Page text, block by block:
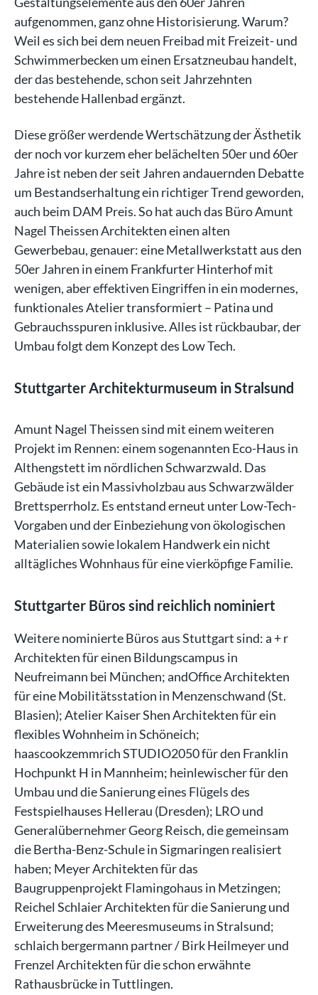
aufgenommen, ganz ohne Historisierung. Warum?
Weil es sich bei dem neuen Freibad mit Freizeit- und
Schwimmerbecken um einen Ersatzneubau handelt,
der das bestehende, schon seit Jahrzehnten
bestehende Hallenbad ergänzt.
Diese größer werdende Wertschätzung der Ästhetik
der noch vor kurzem eher belächelten 50er und 60er
Jahre ist neben der seit Jahren andauernden Debatte
um Bestandserhaltung ein richtiger Trend geworden,
auch beim DAM Preis. So hat auch das Büro Amunt
Nagel Theissen Architekten einen alten
Gewerbebau, genauer: eine Metallwerkstatt aus den
50er Jahren in einem Frankfurter Hinterhof mit
wenigen, aber effektiven Eingriffen in ein modernes,
funktionales Atelier transformiert – Patina und
Gebrauchsspuren inklusive. Alles ist rückbaubar, der
Umbau folgt dem Konzept des Low Tech.
Stuttgarter Architekturmuseum in Stralsund
Amunt Nagel Theissen sind mit einem weiteren
Projekt im Rennen: einem sogenannten Eco-Haus in
Althengstett im nördlichen Schwarzwald. Das
Gebäude ist ein Massivholzbau aus Schwarzwälder
Brettsperrholz. Es entstand erneut unter Low-Tech-
Vorgaben und der Einbeziehung von ökologischen
Materialien sowie lokalem Handwerk ein nicht
alltägliches Wohnhaus für eine vierköpfige Familie.
Stuttgarter Büros sind reichlich nominiert
Weitere nominierte Büros aus Stuttgart sind: a + r
Architekten für einen Bildungscampus in
Neufreimann bei München; andOffice Architekten
für eine Mobilitätsstation in Menzenschwand (St.
Blasien); Atelier Kaiser Shen Architekten für ein
flexibles Wohnheim in Schöneich;
haascookzemmrich STUDIO2050 für den Franklin
Hochpunkt H in Mannheim; heinlewischer für den
Umbau und die Sanierung eines Flügels des
Festspielhauses Hellerau (Dresden); LRO und
Generalübernehmer Georg Reisch, die gemeinsam
die Bertha-Benz-Schule in Sigmaringen realisiert
haben; Meyer Architekten für das
Baugruppenprojekt Flamingohaus in Metzingen;
Reichel Schlaier Architekten für die Sanierung und
Erweiterung des Meeresmuseums in Stralsund;
schlaich bergermann partner / Birk Heilmeyer und
Frenzel Architekten für die schon erwähnte
Rathausbrücke in Tuttlingen.